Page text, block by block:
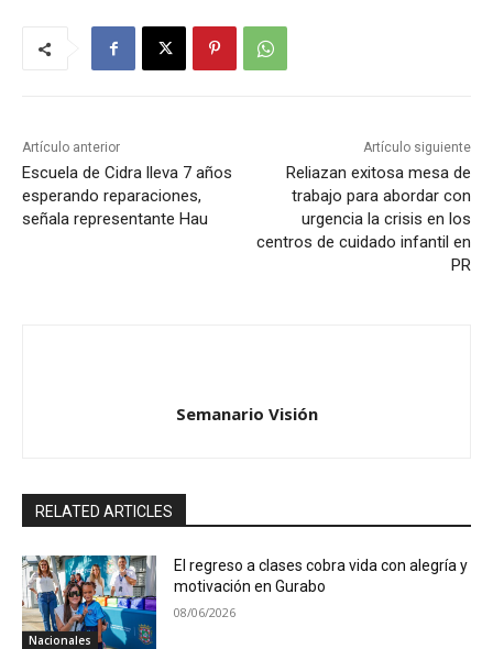
Artículo anterior
Escuela de Cidra lleva 7 años
esperando reparaciones,
señala representante Hau
Artículo siguiente
Reliazan exitosa mesa de
trabajo para abordar con
urgencia la crisis en los
centros de cuidado infantil en
PR
Semanario Visión
RELATED ARTICLES
Nacionales
El regreso a clases cobra vida con alegría y
motivación en Gurabo
08/06/2026